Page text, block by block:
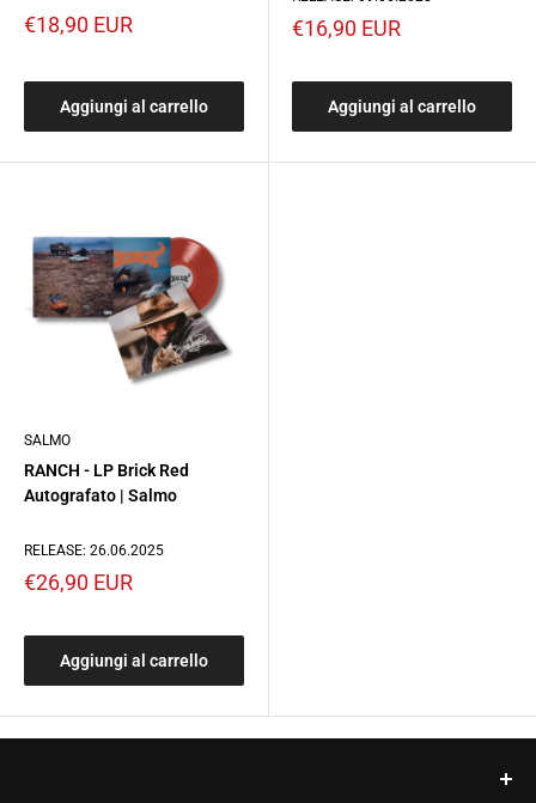
Prezzo
€18,90 EUR
Aggiungi al carrello
Prezzo
€16,90 EUR
Aggiungi al carrello
SALMO
RANCH - LP Brick Red
Autografato | Salmo
RELEASE: 26.06.2025
Prezzo
€26,90 EUR
Aggiungi al carrello